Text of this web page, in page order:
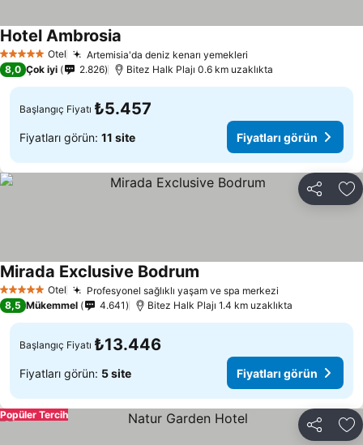
5 Yıldız Otel Artemisia'da deniz kenarı yemekleri
Hotel Ambrosia
8,0 Çok iyi 2.826 Bitez Halk Plajı 0.6 km uzaklıkta
Başlangıç Fiyatı ₺5.457
Fiyatları görün: 11 site Fiyatları görün
Paylaş
5 Yıldız Otel Profesyonel sağlıklı yaşam ve spa merkezi
Mirada Exclusive Bodrum
8,5 Mükemmel 4.641 Bitez Halk Plajı 1.4 km uzaklıkta
Başlangıç Fiyatı ₺13.446
Fiyatları görün: 5 site Fiyatları görün
Paylaş
Popüler Tercih